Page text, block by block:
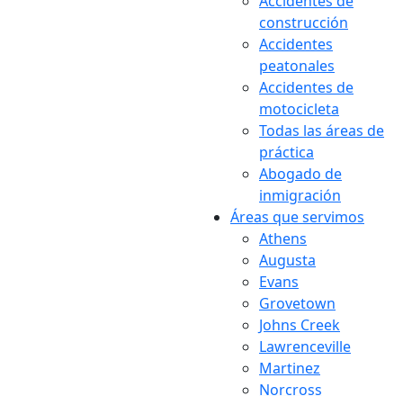
construcción
Accidentes
peatonales
Accidentes de
motocicleta
Todas las áreas de
práctica
Abogado de
inmigración
Áreas que servimos
Athens
Augusta
Evans
Grovetown
Johns Creek
Lawrenceville
Martinez
Norcross